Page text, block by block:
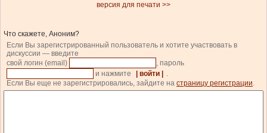
версия для печати >>
Что скажете, Аноним?
Если Вы зарегистрированный пользователь и хотите участвовать в
дискуссии — введите
свой логин (email)
, пароль
и нажмите
| войти |
.
Если Вы еще не зарегистрировались, зайдите на страницу регистрации.